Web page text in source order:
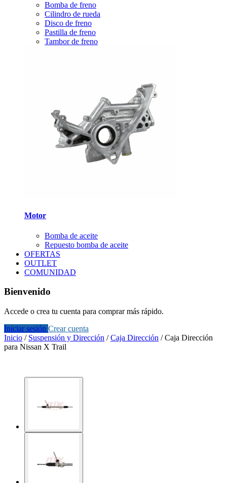
Bomba de freno
Cilindro de rueda
Disco de freno
Pastilla de freno
Tambor de freno
Motor
Bomba de aceite
Repuesto bomba de aceite
OFERTAS
OUTLET
COMUNIDAD
Bienvenido
Accede o crea tu cuenta para comprar más rápido.
Iniciar sesión Crear cuenta
Inicio / Suspensión y Dirección /Caja Dirección /Caja Dirección
para Nissan X Trail